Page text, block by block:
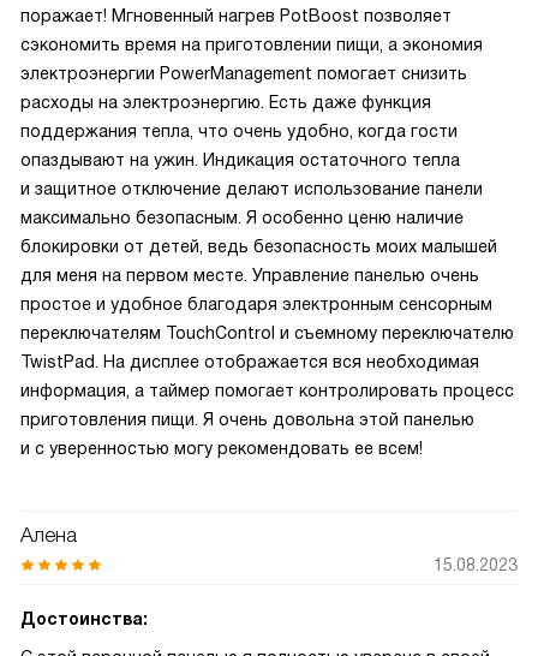
поражает! Мгновенный нагрев PotBoost позволяет
сэкономить время на приготовлении пищи, а экономия
электроэнергии PowerManagement помогает снизить
расходы на электроэнергию. Есть даже функция
поддержания тепла, что очень удобно, когда гости
опаздывают на ужин. Индикация остаточного тепла
и защитное отключение делают использование панели
максимально безопасным. Я особенно ценю наличие
блокировки от детей, ведь безопасность моих малышей
для меня на первом месте. Управление панелью очень
простое и удобное благодаря электронным сенсорным
переключателям TouchControl и съемному переключателю
TwistPad. На дисплее отображается вся необходимая
информация, а таймер помогает контролировать процесс
приготовления пищи. Я очень довольна этой панелью
и с уверенностью могу рекомендовать ее всем!
Алена
15.08.2023
Достоинства: